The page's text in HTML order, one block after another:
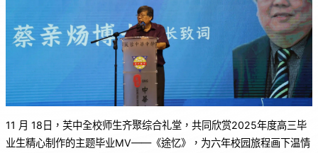
o
o
p
p
11 月 18日，芙中全校师生齐聚综合礼堂，共同欣赏2025年度高三毕
业生精心制作的主题毕业MV——《途忆》，为六年校园旅程画下温情